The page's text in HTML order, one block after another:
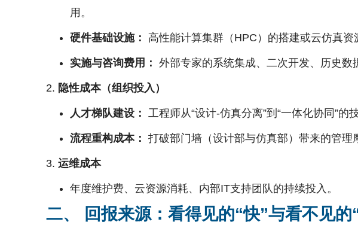
用。
硬件基础设施： 高性能计算集群（HPC）的搭建或云仿真资
实施与咨询费用： 外部专家的系统集成、二次开发、历史数
隐性成本（组织投入）
人才梯队建设： 工程师从“设计-仿真分离”到“一体化协同”
流程重构成本： 打破部门墙（设计部与仿真部）带来的管理
运维成本
年度维护费、云资源消耗、内部IT支持团队的持续投入。
二、 回报来源：看得见的“快”与看不见的